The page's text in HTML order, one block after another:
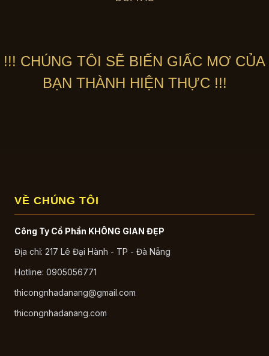
!!! CHÚNG TÔI SẼ BIẾN GIẤC MƠ CỦA
BẠN THÀNH HIỆN THỰC !!!
VỀ CHÚNG TÔI
Công Ty Cổ Phần KHÔNG GIAN ĐẸP
Địa chỉ: 217 Lê Đại Hành - TP - Đà Nẵng
Hotline: 0905056771
thicongnhadanang@gmail.com
thicongnhadanang.com